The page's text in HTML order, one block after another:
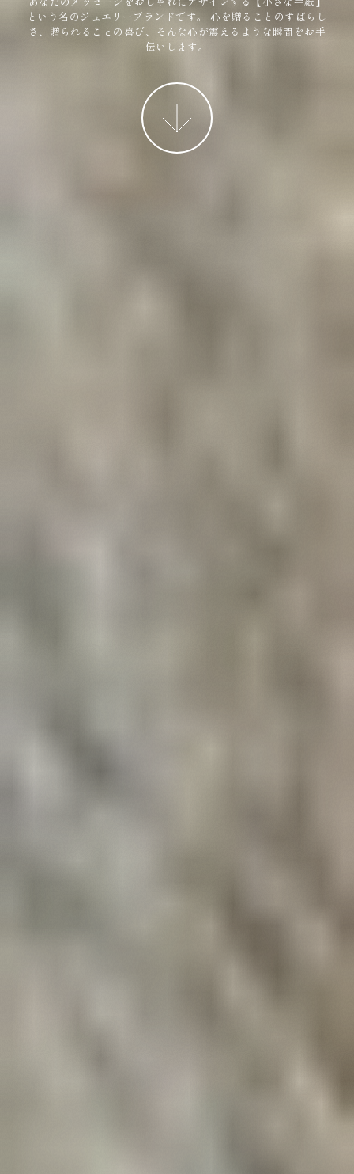
という名のジュエリーブランドです。
心を贈ることのすばらし
さ、贈られることの喜び、そんな心が震えるような瞬間をお手
伝いします。